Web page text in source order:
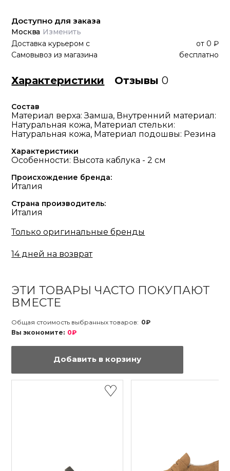
Доступно для заказа
Москва Изменить
Доставка курьером с от 0 ₽
Самовывоз из магазина
бесплатно
Характеристики Отзывы0
Состав
Материал верха: Замша, Внутренний материал:
Натуральная кожа, Материал стельки:
Натуральная кожа, Материал подошвы: Резина
Характеристики
Особенности: Высота каблука - 2 см
Происхождение бренда:
Италия
Страна производитель:
Италия
Только оригинальные бренды
14 дней на возврат
ЭТИ ТОВАРЫ ЧАСТО ПОКУПАЮТ
ВМЕСТЕ
Общая стоимость выбранных товаров: 0₽
Вы экономите: 0₽
Добавить в корзину